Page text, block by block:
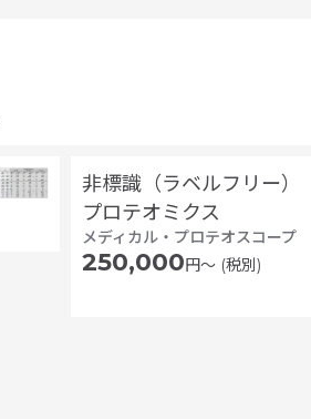
非標識（ラベルフリー）
プロテオミクス
メディカル・プロテオスコープ
250,000円〜 (税別)